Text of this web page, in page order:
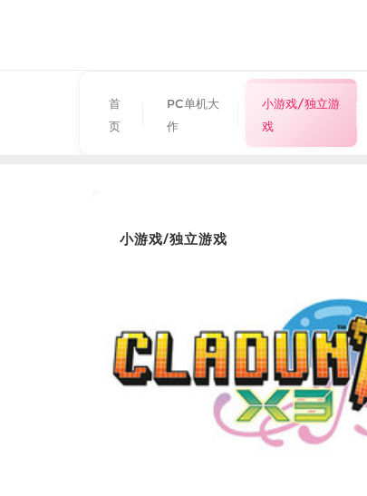
首
页
PC单机大
作
小游戏/独立游
戏
小游戏/独立游戏